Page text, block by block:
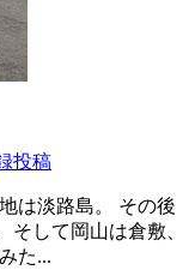
投稿
は淡路島。 その後
して岡山は倉敷、
た...